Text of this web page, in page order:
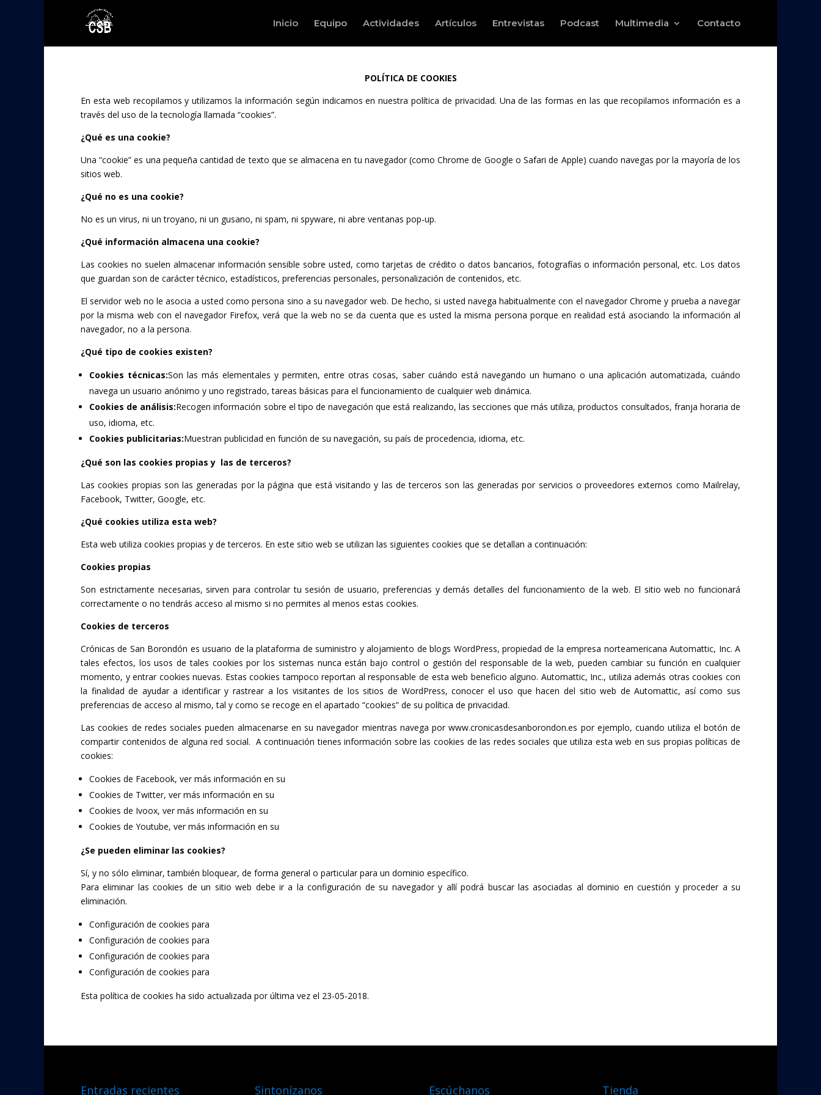
Inicio Equipo Actividades Artículos Entrevistas Podcast Multimedia Contacto
POLÍTICA DE COOKIES
En esta web recopilamos y utilizamos la información según indicamos en nuestra política de privacidad. Una de las formas en las que recopilamos información es a
través del uso de la tecnología llamada “cookies”.
¿Qué es una cookie?
Una “cookie” es una pequeña cantidad de texto que se almacena en tu navegador (como Chrome de Google o Safari de Apple) cuando navegas por la mayoría de los
sitios web.
¿Qué no es una cookie?
No es un virus, ni un troyano, ni un gusano, ni spam, ni spyware, ni abre ventanas pop-up.
¿Qué información almacena una cookie?
Las cookies no suelen almacenar información sensible sobre usted, como tarjetas de crédito o datos bancarios, fotografías o información personal, etc. Los datos
que guardan son de carácter técnico, estadísticos, preferencias personales, personalización de contenidos, etc.
El servidor web no le asocia a usted como persona sino a su navegador web. De hecho, si usted navega habitualmente con el navegador Chrome y prueba a navegar
por la misma web con el navegador Firefox, verá que la web no se da cuenta que es usted la misma persona porque en realidad está asociando la información al
navegador, no a la persona.
¿Qué tipo de cookies existen?
Cookies técnicas:Son las más elementales y permiten, entre otras cosas, saber cuándo está navegando un humano o una aplicación automatizada, cuándo
navega un usuario anónimo y uno registrado, tareas básicas para el funcionamiento de cualquier web dinámica.
Cookies de análisis:Recogen información sobre el tipo de navegación que está realizando, las secciones que más utiliza, productos consultados, franja horaria de
uso, idioma, etc.
Cookies publicitarias:Muestran publicidad en función de su navegación, su país de procedencia, idioma, etc.
¿Qué son las cookies propias y las de terceros?
Las cookies propias son las generadas por la página que está visitando y las de terceros son las generadas por servicios o proveedores externos como Mailrelay,
Facebook, Twitter, Google, etc.
¿Qué cookies utiliza esta web?
Esta web utiliza cookies propias y de terceros. En este sitio web se utilizan las siguientes cookies que se detallan a continuación:
Cookies propias
Son estrictamente necesarias, sirven para controlar tu sesión de usuario, preferencias y demás detalles del funcionamiento de la web. El sitio web no funcionará
correctamente o no tendrás acceso al mismo si no permites al menos estas cookies.
Cookies de terceros
Crónicas de San Borondón es usuario de la plataforma de suministro y alojamiento de blogs WordPress, propiedad de la empresa norteamericana Automattic, Inc. A
tales efectos, los usos de tales cookies por los sistemas nunca están bajo control o gestión del responsable de la web, pueden cambiar su función en cualquier
momento, y entrar cookies nuevas. Estas cookies tampoco reportan al responsable de esta web beneficio alguno. Automattic, Inc., utiliza además otras cookies con
la finalidad de ayudar a identificar y rastrear a los visitantes de los sitios de WordPress, conocer el uso que hacen del sitio web de Automattic, así como sus
preferencias de acceso al mismo, tal y como se recoge en el apartado “cookies” de su política de privacidad.
Las cookies de redes sociales pueden almacenarse en su navegador mientras navega por www.cronicasdesanborondon.es por ejemplo, cuando utiliza el botón de
compartir contenidos de alguna red social. A continuación tienes información sobre las cookies de las redes sociales que utiliza esta web en sus propias políticas de
cookies:
Cookies de Facebook, ver más información en su
Cookies de Twitter, ver más información en su
Cookies de Ivoox, ver más información en su
Cookies de Youtube, ver más información en su
¿Se pueden eliminar las cookies?
Sí, y no sólo eliminar, también bloquear, de forma general o particular para un dominio específico.
Para eliminar las cookies de un sitio web debe ir a la configuración de su navegador y allí podrá buscar las asociadas al dominio en cuestión y proceder a su
eliminación.
Configuración de cookies para
Configuración de cookies para
Configuración de cookies para
Configuración de cookies para
Esta política de cookies ha sido actualizada por última vez el 23-05-2018.
Entradas recientes Sintonízanos Escúchanos Tienda